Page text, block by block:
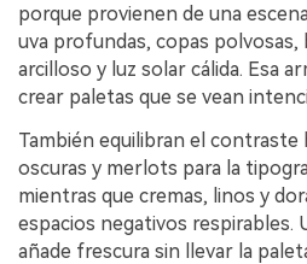
porque provienen de una
uva profundas, copas polvosas,
arcilloso y luz solar cálida. Esa
crear paletas que se vean
También equilibran el
oscuras y merlots para la
mientras que cremas, linos y
espacios negativos respirables.
añade frescura sin llevar la